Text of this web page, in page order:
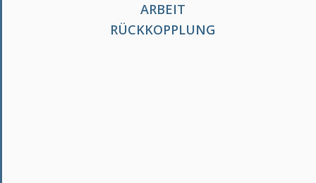
ARBEIT
RÜCKKOPPLUNG